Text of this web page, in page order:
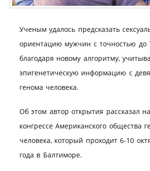
Ученым удалось предсказать
ориентацию мужчин с точностью до
благодаря новому алгоритму,
эпигенетическую информацию с
генома человека.
Об этом автор открытия рассказал
конгрессе Американского общества
человека, который проходит 6-10
года в Балтиморе.